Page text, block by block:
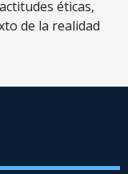
éticas,
de la realidad